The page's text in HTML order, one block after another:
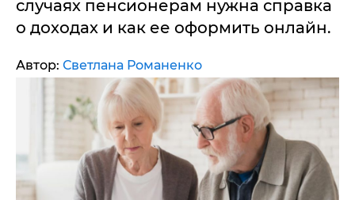
случаях пенсионерам нужна справка
о доходах и как ее оформить онлайн.
Автор: Светлана Романенко